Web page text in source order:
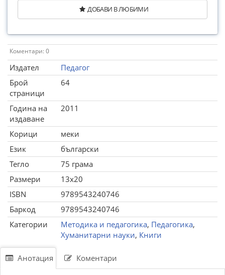
ДОБАВИ В ЛЮБИМИ
Коментари: 0
Издател
Педагог
Брой
страници
64
Година на
издаване
2011
Корици
меки
Език
български
Тегло
75 грама
Размери
13x20
ISBN
9789543240746
Баркод
9789543240746
Категории
Методика и педагогика, Педагогика,
Хуманитарни науки, Книги
Анотация Коментари